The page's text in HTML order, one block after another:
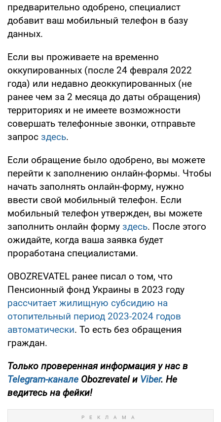
предварительно одобрено, специалист
добавит ваш мобильный телефон в базу
данных.
Если вы проживаете на временно
оккупированных (после 24 февраля 2022
года) или недавно деоккупированных (не
ранее чем за 2 месяца до даты обращения)
территориях и не имеете возможности
совершать телефонные звонки, отправьте
запрос здесь.
Если обращение было одобрено, вы можете
перейти к заполнению онлайн-формы. Чтобы
начать заполнять онлайн-форму, нужно
ввести свой мобильный телефон. Если
мобильный телефон утвержден, вы можете
заполнить онлайн форму здесь. После этого
ожидайте, когда ваша заявка будет
проработана специалистами.
OBOZREVATEL ранее писал о том, что
Пенсионный фонд Украины в 2023 году
рассчитает жилищную субсидию на
отопительный период 2023-2024 годов
автоматически. То есть без обращения
граждан.
Только проверенная информация у нас в
Telegram-канале Obozrevatel и Viber. Не
ведитесь на фейки!